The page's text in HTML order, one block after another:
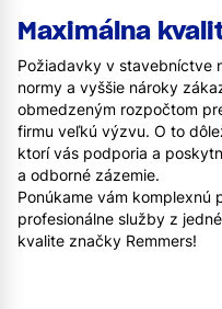
Maximálna
Požiadavky v stavebníctve
normy a vyššie nároky
obmedzeným rozpočtom
firmu veľkú výzvu. O to
ktorí vás podporia a
a odborné zázemie.
Ponúkame vám komplexnú
profesionálne služby z
kvalite značky Remmers!